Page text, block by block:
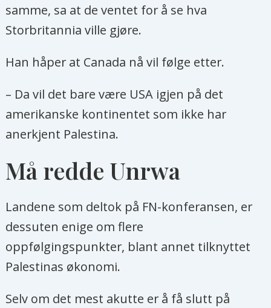
samme, sa at de ventet for å se hva
Storbritannia ville gjøre.
Han håper at Canada nå vil følge etter.
– Da vil det bare være USA igjen på det
amerikanske kontinentet som ikke har
anerkjent Palestina.
Må redde Unrwa
Landene som deltok på FN-konferansen, er
dessuten enige om flere
oppfølgingspunkter, blant annet tilknyttet
Palestinas økonomi.
Selv om det mest akutte er å få slutt på